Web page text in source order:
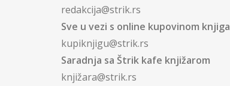
redakcija@strik.rs
Sve u vezi s online kupovinom knjiga
kupiknjigu@strik.rs
Saradnja sa Štrik kafe knjižarom
knjižara@strik.rs